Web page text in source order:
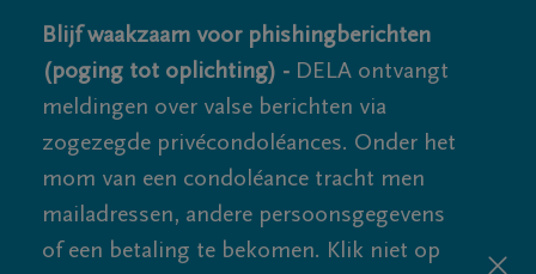
Blijf waakzaam voor phishingberichten
(poging tot oplichting) - DELA ontvangt
meldingen over valse berichten via
zogezegde privécondoléances. Onder het
mom van een condoléance tracht men
mailadressen, andere persoonsgegevens
of een betaling te bekomen. Klik niet op